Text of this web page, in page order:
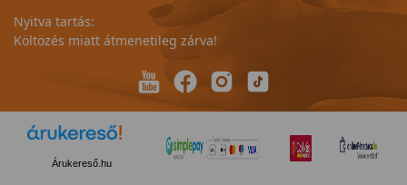
Nyitva tartás:
Költözés miatt átmenetileg zárva!
Árukereső.hu